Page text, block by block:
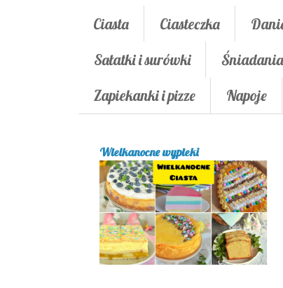
Ciasta Ciasteczka
Sałatki i surówki
Zapiekanki i pizze
Napoje
Wielkanocne wypieki